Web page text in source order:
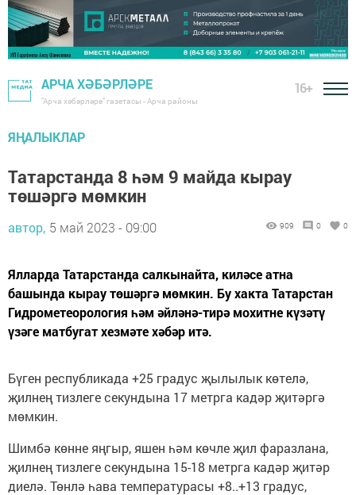
АРЧА ХӘБӘРЛӘРЕ
"Арча хәбәрләре" газетасы - Арча районы
16+
ЯҢАЛЫКЛАР
Татарстанда 8 һәм 9 майда кырау
төшәргә мөмкин
автор, 5 май 2023 - 09:00 909 0 0
Ялларда Татарстанда салкынайта, киләсе атна
башында кырау төшәргә мөмкин. Бу хакта Татарстан
Гидрометеорология һәм әйләнә-тирә мохитне күзәтү
үзәге матбугат хезмәте хәбәр итә.
Бүген республикада +25 градус җылылык көтелә,
җилнең тизлеге секундына 17 метрга кадәр җитәргә
мөмкин.
Шимбә көнне яңгыр, яшен һәм көчле җил фаразлана,
җилнең тизлеге секундына 15-18 метрга кадәр җитәр
диелә. Төнлә һава температурасы +8..+13 градус,